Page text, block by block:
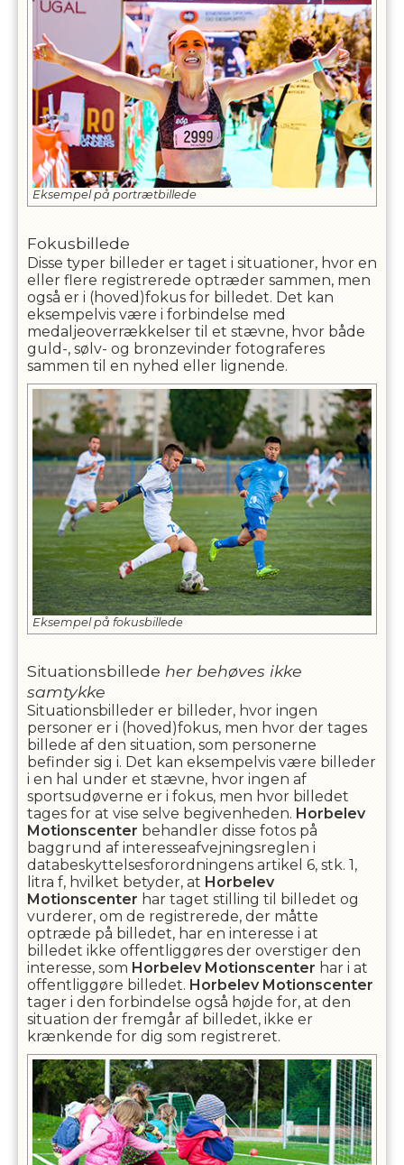
Eksempel på portrætbillede
Fokusbillede
Disse typer billeder er taget i situationer, hvor en
eller flere registrerede optræder sammen, men
også er i (hoved)fokus for billedet. Det kan
eksempelvis være i forbindelse med
medaljeoverrækkelser til et stævne, hvor både
guld-, sølv- og bronzevinder fotograferes
sammen til en nyhed eller lignende.
Eksempel på fokusbillede
Situationsbillede her behøves ikke
samtykke
Situationsbilleder er billeder, hvor ingen
personer er i (hoved)fokus, men hvor der tages
billede af den situation, som personerne
befinder sig i. Det kan eksempelvis være billeder
i en hal under et stævne, hvor ingen af
sportsudøverne er i fokus, men hvor billedet
tages for at vise selve begivenheden. Horbelev
Motionscenter behandler disse fotos på
baggrund af interesseafvejningsreglen i
databeskyttelsesforordningens artikel 6, stk. 1,
litra f, hvilket betyder, at Horbelev
Motionscenter har taget stilling til billedet og
vurderer, om de registrerede, der måtte
optræde på billedet, har en interesse i at
billedet ikke offentliggøres der overstiger den
interesse, som Horbelev Motionscenter har i at
offentliggøre billedet. Horbelev Motionscenter
tager i den forbindelse også højde for, at den
situation der fremgår af billedet, ikke er
krænkende for dig som registreret.